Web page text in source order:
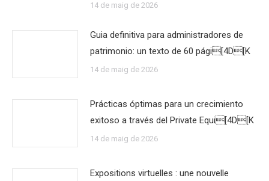
14 de maig de 2026
Guia definitiva para administradores de
patrimonio: un texto de 60 pági[4D[K
14 de maig de 2026
Prácticas óptimas para un crecimiento
exitoso a través del Private Equi[4D[K
14 de maig de 2026
Expositions virtuelles : une nouvelle